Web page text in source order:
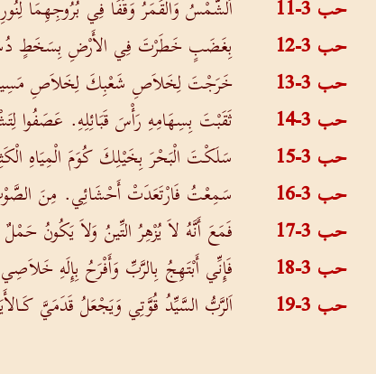
حب 3-11
اَلشَّمْسُ وَالْقَمَرُ وَقَفَا فِي بُرُوجِهِمَا
حب 3-12
بِغَضَبٍ خَطَرْتَ فِي الأَرْضِ بِسَخَطٍ
حب 3-13
خَرَجْتَ لِخَلاَصِ شَعْبِكَ لِخَلاَصِ
حب 3-14
ثَقَبْتَ بِسِهَامِهِ رَأْسَ قَبَائِلِهِ. عَصَفُوا
حب 3-15
سَلَكْتَ الْبَحْرَ بِخَيْلِكَ كُوَمَ الْمِيَاهِ
حب 3-16
سَمِعْتُ فَارْتَعَدَتْ أَحْشَائِي. مِنَ
حب 3-17
فَمَعَ أَنَّهُ لاَ يُزْهِرُ التِّينُ وَلاَ يَكُونُ
حب 3-18
فَإِنِّي أَبْتَهِجُ بِالرَّبِّ وَأَفْرَحُ بِإِلَهِ
حب 3-19
اَلرَّبُّ السَّيِّدُ قُوَّتِي وَيَجْعَلُ قَدَمَيَّ